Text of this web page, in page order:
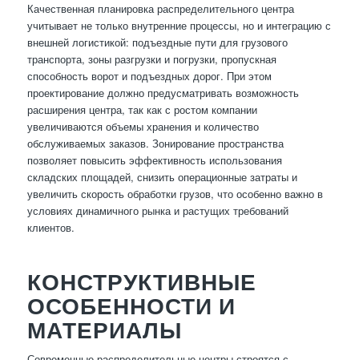
Качественная планировка распределительного центра
учитывает не только внутренние процессы, но и интеграцию с
внешней логистикой: подъездные пути для грузового
транспорта, зоны разгрузки и погрузки, пропускная
способность ворот и подъездных дорог. При этом
проектирование должно предусматривать возможность
расширения центра, так как с ростом компании
увеличиваются объемы хранения и количество
обслуживаемых заказов. Зонирование пространства
позволяет повысить эффективность использования
складских площадей, снизить операционные затраты и
увеличить скорость обработки грузов, что особенно важно в
условиях динамичного рынка и растущих требований
клиентов.
КОНСТРУКТИВНЫЕ
ОСОБЕННОСТИ И
МАТЕРИАЛЫ